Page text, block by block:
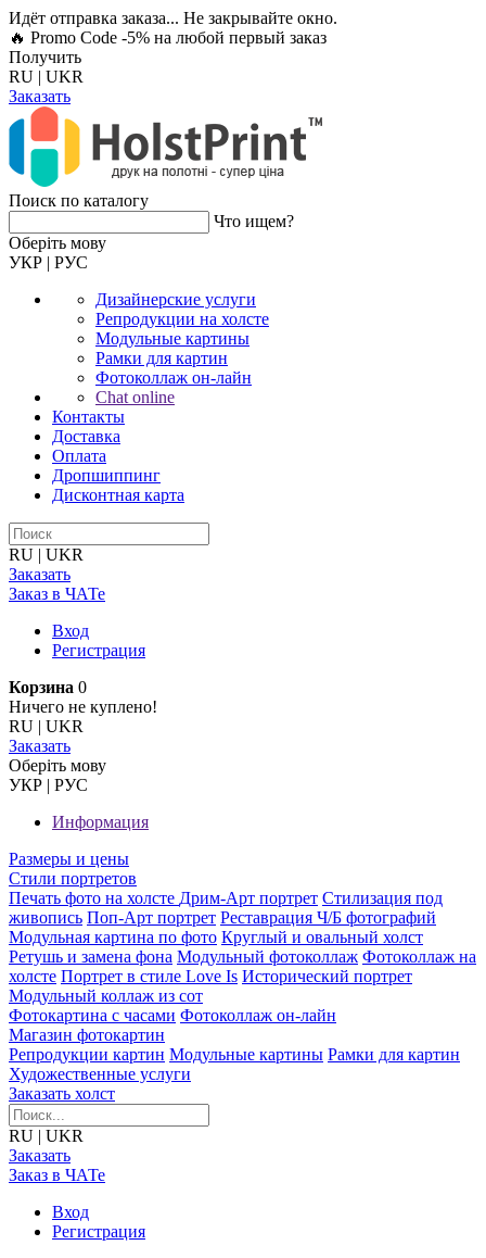
Идёт отправка заказа... Не закрывайте окно.
🔥 Promo Code -5% на любой первый заказ
Получить
RU | UKR
Заказать
Поиск по каталогу
Что ищем?
Оберiть мову
УКР | РУС
Дизайнерские услуги
Репродукции на холсте
Модульные картины
Рамки для картин
Фотоколлаж он-лайн
Chat online
Контакты
Доставка
Оплата
Дропшиппинг
Дисконтная карта
RU | UKR
Заказать
Заказ в ЧАТе
Вход
Регистрация
Корзина 0
Ничего не куплено!
RU | UKR
Заказать
Оберiть мову
УКР | РУС
Информация
Размеры и цены
Стили портретов
Печать фото на холсте Дрим-Арт портрет Стилизация под
живопись Поп-Арт портрет Реставрация Ч/Б фотографий
Модульная картина по фото Круглый и овальный холст
Ретушь и замена фона Модульный фотоколлаж Фотоколлаж на
холсте Портрет в стиле Love Is Исторический портрет
Модульный коллаж из сот
Фотокартина с часами Фотоколлаж он-лайн
Магазин фотокартин
Репродукции картин Модульные картины Рамки для картин
Художественные услуги
Заказать холст
RU | UKR
Заказать
Заказ в ЧАТе
Вход
Регистрация